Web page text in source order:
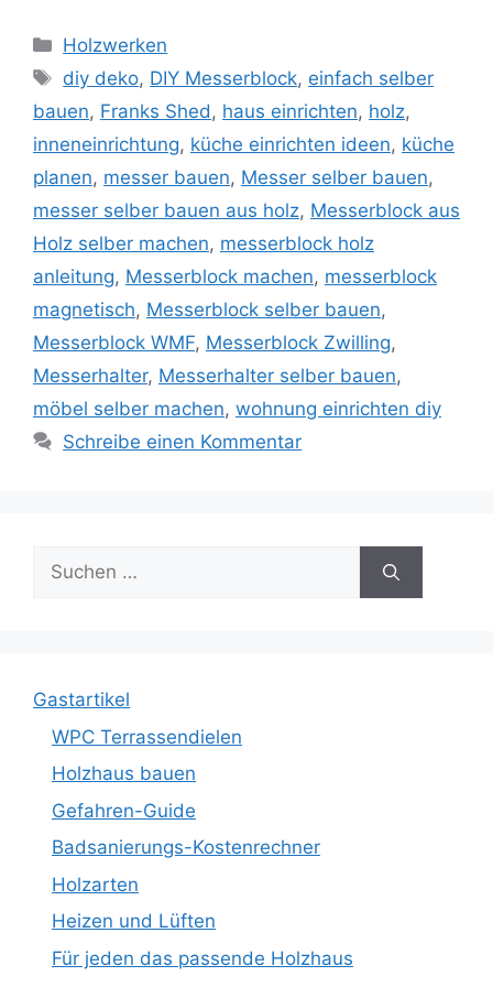
Kategorien
Holzwerken
Schlagwörter
diy deko, DIY Messerblock, einfach selber
bauen, Franks Shed, haus einrichten, holz,
inneneinrichtung, küche einrichten ideen, küche
planen, messer bauen, Messer selber bauen,
messer selber bauen aus holz, Messerblock aus
Holz selber machen, messerblock holz
anleitung, Messerblock machen, messerblock
magnetisch, Messerblock selber bauen,
Messerblock WMF, Messerblock Zwilling,
Messerhalter, Messerhalter selber bauen,
möbel selber machen, wohnung einrichten diy
Schreibe einen Kommentar
Suche
nach:
Gastartikel
WPC Terrassendielen
Holzhaus bauen
Gefahren-Guide
Badsanierungs-Kostenrechner
Holzarten
Heizen und Lüften
Für jeden das passende Holzhaus